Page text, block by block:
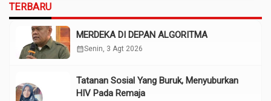
TERBARU
MERDEKA DI DEPAN ALGORITMA
calendar_monthSenin, 3 Agt 2026
Tatanan Sosial Yang Buruk, Menyuburkan
HIV Pada Remaja